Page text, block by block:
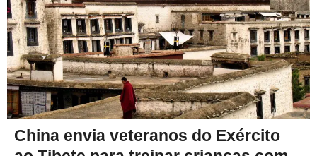
China envia veteranos do Exército